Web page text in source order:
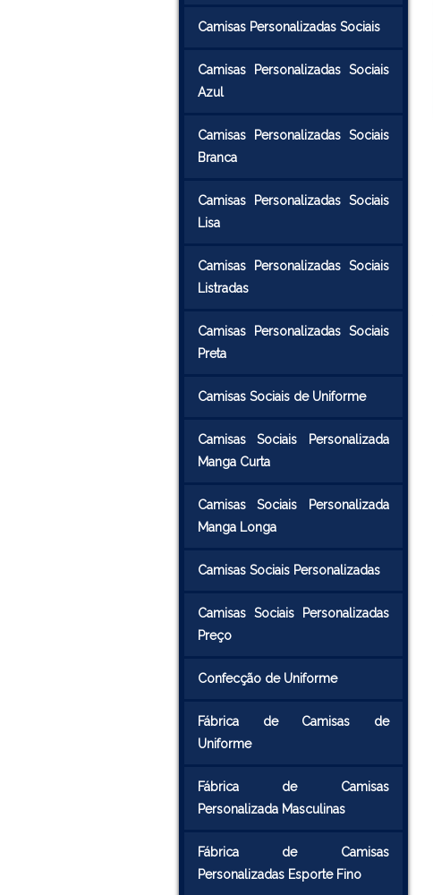
Camisas Personalizadas Sociais
Camisas Personalizadas Sociais
Azul
Camisas Personalizadas Sociais
Branca
Camisas Personalizadas Sociais
Lisa
Camisas Personalizadas Sociais
Listradas
Camisas Personalizadas Sociais
Preta
Camisas Sociais de Uniforme
Camisas Sociais Personalizada
Manga Curta
Camisas Sociais Personalizada
Manga Longa
Camisas Sociais Personalizadas
Camisas Sociais Personalizadas
Preço
Confecção de Uniforme
Fábrica de Camisas de
Uniforme
Fábrica de Camisas
Personalizada Masculinas
Fábrica de Camisas
Personalizadas Esporte Fino